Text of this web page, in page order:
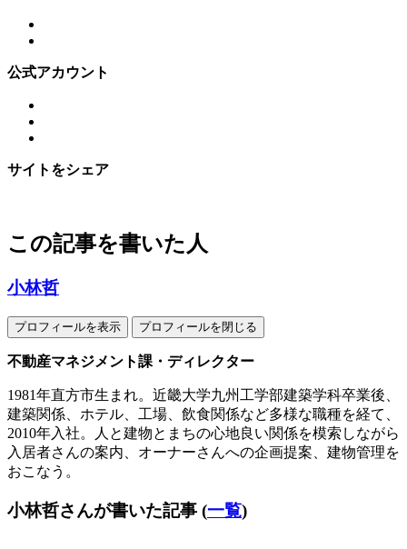
公式アカウント
サイトをシェア
この記事を書いた人
小林哲
プロフィールを表示 プロフィールを閉じる
不動産マネジメント課・ディレクター
1981年直方市生まれ。近畿大学九州工学部建築学科卒業後、
建築関係、ホテル、工場、飲食関係など多様な職種を経て、
2010年入社。人と建物とまちの心地良い関係を模索しながら
入居者さんの案内、オーナーさんへの企画提案、建物管理を
おこなう。
小林哲さんが書いた記事 (一覧)